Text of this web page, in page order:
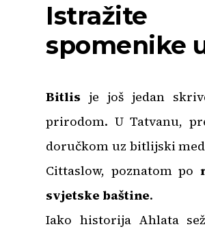
Istražite
spomenike
Bitlis je još jedan
prirodom. U Tatvanu,
doručkom uz bitlijski
Cittaslow, poznatom po
svjetske baštine.
Iako historija Ahlata